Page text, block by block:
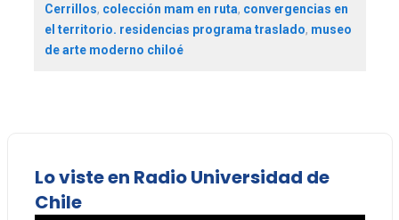
Cerrillos, colección mam en ruta, convergencias en
el territorio. residencias programa traslado, museo
de arte moderno chiloé
Lo viste en Radio Universidad de
Chile